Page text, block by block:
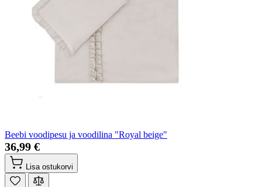
Beebi voodipesu ja voodilina "Royal beige"
36,99 €
Lisa ostukorvi